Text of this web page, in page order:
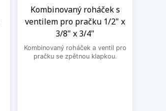
Kombinovaný roháček s
ventilem pro pračku 1/2" x
3/8" x 3/4"
Kombinovaný roháček a ventil pro
pračku se zpětnou klapkou.